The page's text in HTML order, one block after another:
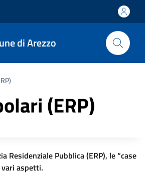
di Arezzo
(ERP)
Residenziale Pubblica (ERP), le “case
vari aspetti.